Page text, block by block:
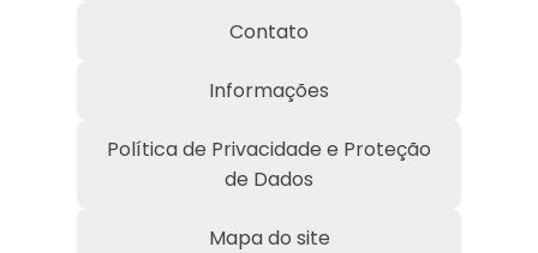
Contato
Informações
Política de Privacidade e Proteção
de Dados
Mapa do site